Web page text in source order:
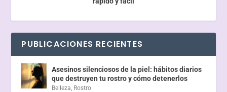
PUBLICACIONES RECIENTES
Asesinos silenciosos de la piel: hábitos diarios
que destruyen tu rostro y cómo detenerlos
Belleza, Rostro